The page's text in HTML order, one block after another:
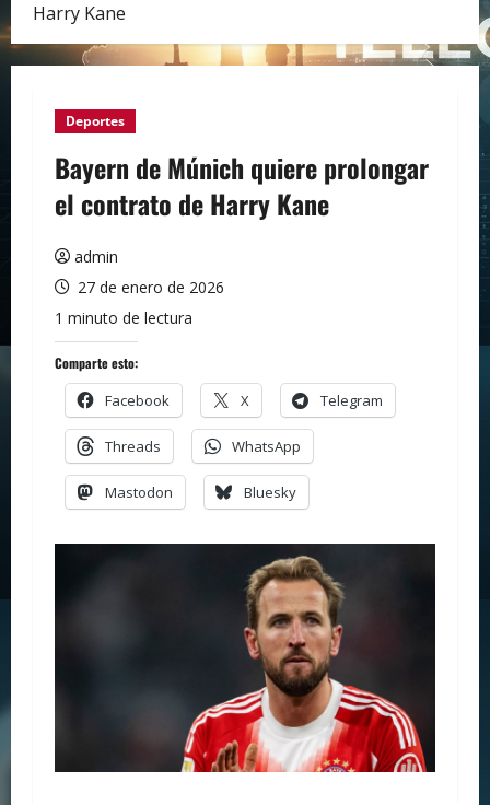
Harry Kane
Deportes
Bayern de Múnich quiere prolongar
el contrato de Harry Kane
admin
27 de enero de 2026
1 minuto de lectura
Comparte esto:
Facebook X Telegram
Threads WhatsApp
Mastodon Bluesky